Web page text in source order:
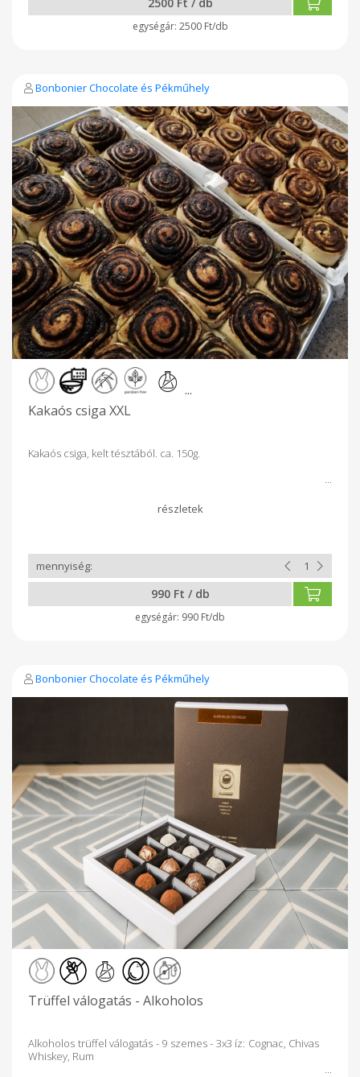
2500 Ft/db
Bonbonier Chocolate és Pékműhely
...
Kakaós csiga XXL
Kakaós csiga, kelt tésztából. ca. 150g.
990 Ft / db
990 Ft/db
Bonbonier Chocolate és Pékműhely
Trüffel válogatás - Alkoholos
Alkoholos trüffel válogatás - 9 szemes - 3x3 íz: Cognac, Chivas
Whiskey, Rum